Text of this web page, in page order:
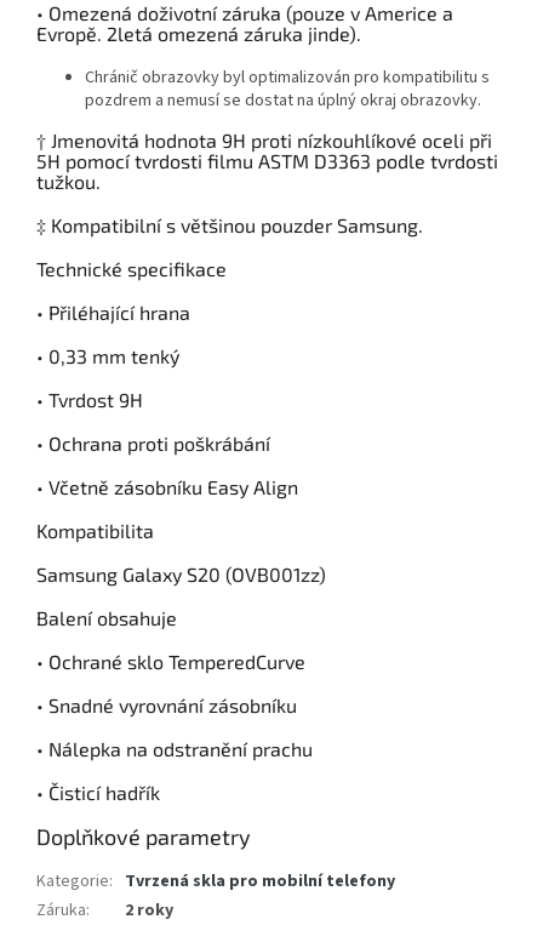
• Omezená doživotní záruka (pouze v Americe a
Evropě. 2letá omezená záruka jinde).
Chránič obrazovky byl optimalizován pro kompatibilitu s
pozdrem a nemusí se dostat na úplný okraj obrazovky.
† Jmenovitá hodnota 9H proti nízkouhlíkové oceli při
5H pomocí tvrdosti filmu ASTM D3363 podle tvrdosti
tužkou.
‡ Kompatibilní s většinou pouzder Samsung.
Technické specifikace
• Přiléhající hrana
• 0,33 mm tenký
• Tvrdost 9H
• Ochrana proti poškrábání
• Včetně zásobníku Easy Align
Kompatibilita
Samsung Galaxy S20 (OVB001zz)
Balení obsahuje
• Ochrané sklo TemperedCurve
• Snadné vyrovnání zásobníku
• Nálepka na odstranění prachu
• Čisticí hadřík
Doplňkové parametry
Kategorie: Tvrzená skla pro mobilní telefony
Záruka: 2 roky